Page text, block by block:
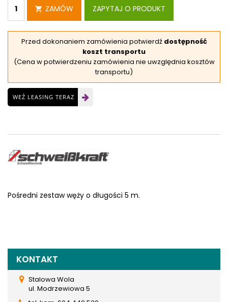
ZAMÓW ZAPYTAJ O PRODUKT
Przed dokonaniem zamówienia potwierdź dostępność
koszt transportu
(Cena w potwierdzeniu zamówienia nie uwzględnia kosztów
transportu)
WEŹ LEASING TERAZ
Pośredni zestaw węży o długości 5 m.
KONTAKT
Stalowa Wola
ul. Modrzewiowa 5